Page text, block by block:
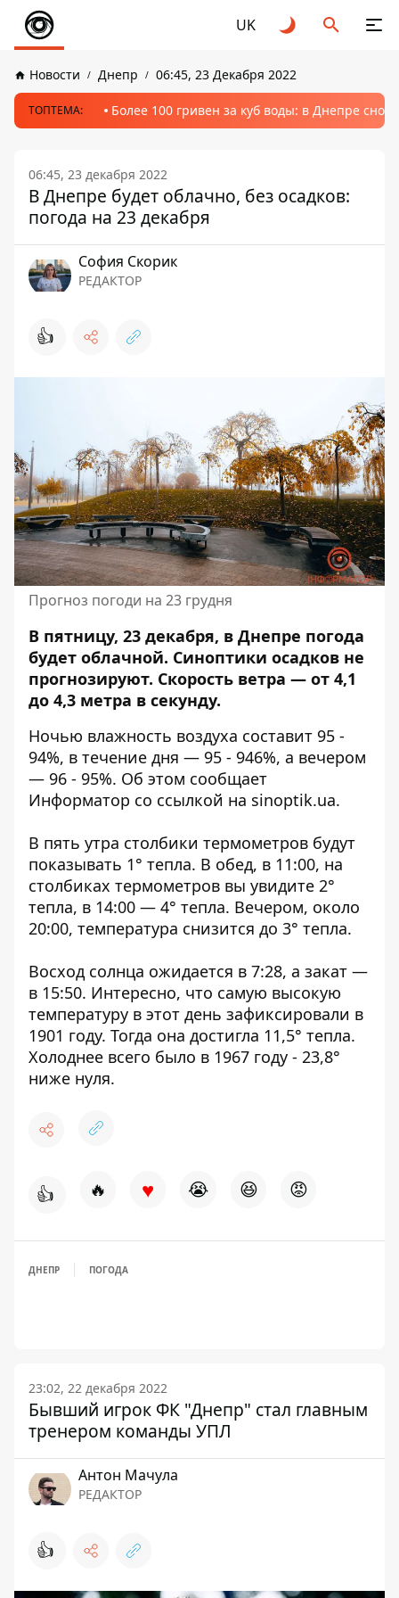
UK
Новости Днепр 06:45, 23 Декабря 2022
ТОПТЕМА: Более 100 гривен за куб воды: в Днепре
06:45, 23 декабря 2022
В Днепре будет облачно, без осадков:
погода на 23 декабря
София Скорик
РЕДАКТОР
👍
Прогноз погоди на 23 грудня
В пятницу, 23 декабря, в Днепре погода
будет облачной. Синоптики осадков не
прогнозируют. Скорость ветра — от 4,1
до 4,3 метра в секунду.
Ночью влажность воздуха составит 95 -
94%, в течение дня — 95 - 946%, а вечером
— 96 - 95%. Об этом сообщает
Информатор со ссылкой на sinoptik.ua.
В пять утра столбики термометров будут
показывать 1° тепла. В обед, в 11:00, на
столбиках термометров вы увидите 2°
тепла, в 14:00 — 4° тепла. Вечером, около
20:00, температура снизится до 3° тепла.
Восход солнца ожидается в 7:28, а закат —
в 15:50. Интересно, что самую высокую
температуру в этот день зафиксировали в
1901 году. Тогда она достигла 11,5° тепла.
Холоднее всего было в 1967 году - 23,8°
ниже нуля.
👍 🔥 ♥ 😭 😆 😡
ДНЕПР ПОГОДА
23:02, 22 декабря 2022
Бывший игрок ФК "Днепр" стал главным
тренером команды УПЛ
Антон Мачула
РЕДАКТОР
👍